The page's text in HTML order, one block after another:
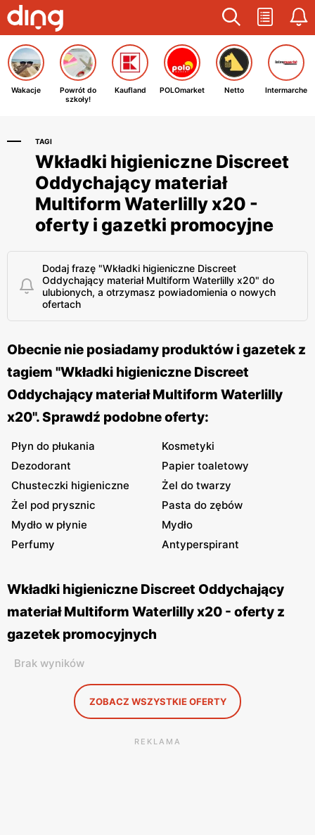
Wakacje
Powrót do
szkoły!
Kaufland POLOmarket Netto Intermarche
TAGI
Wkładki higieniczne Discreet
Oddychający materiał
Multiform Waterlilly x20 -
oferty i gazetki promocyjne
Dodaj frazę "Wkładki higieniczne Discreet
Oddychający materiał Multiform Waterlilly x20" do
ulubionych, a otrzymasz powiadomienia o nowych
ofertach
Obecnie nie posiadamy produktów i gazetek z
tagiem "Wkładki higieniczne Discreet
Oddychający materiał Multiform Waterlilly
x20". Sprawdź podobne oferty:
Płyn do płukania
Kosmetyki
Dezodorant
Papier toaletowy
Chusteczki higieniczne
Żel do twarzy
Żel pod prysznic
Pasta do zębów
Mydło w płynie
Mydło
Perfumy
Antyperspirant
Wkładki higieniczne Discreet Oddychający
materiał Multiform Waterlilly x20 - oferty z
gazetek promocyjnych
Brak wyników
ZOBACZ WSZYSTKIE OFERTY
REKLAMA